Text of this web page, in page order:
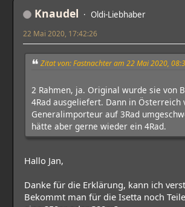
Knaudel Oldi-Liebhaber
22 Mai 2020, 17:42:26
Zitat von: Fastnachter am 22 Mai 2020,
2 Rahmen, ja. Original wurde sie von
4Rad ausgeliefert. Dann in Österreich
Generalimporteur auf 3Rad
hätte aber gerne wieder ein 4Rad.
Hallo Jan,
Danke für die Erklärung, kann ich
Bekommt man für die Isetta noch